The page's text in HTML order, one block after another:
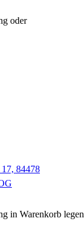
oder
84478
in Warenkorb legen